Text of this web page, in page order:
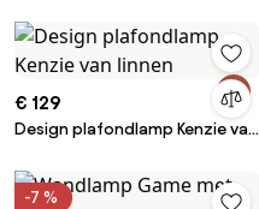
€ 129
Design plafondlamp Kenzie van
-7 %